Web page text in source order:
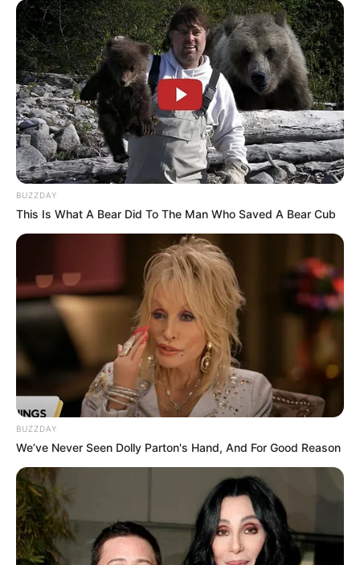
Most érkezett a hír! Jöhet a 14. havi nyugdíj!
BUZZDAY
This Is What A Bear Did To The Man Who Saved A Bear Cub
BUZZDAY
We’ve Never Seen Dolly Parton's Hand, And For Good Reason